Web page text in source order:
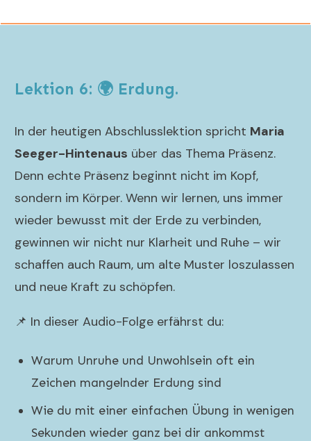
Lektion 6: 🌍 Erdung.
In der heutigen Abschlusslektion spricht Maria
Seeger-Hintenaus über das Thema Präsenz.
Denn echte Präsenz beginnt nicht im Kopf,
sondern im Körper. Wenn wir lernen, uns immer
wieder bewusst mit der Erde zu verbinden,
gewinnen wir nicht nur Klarheit und Ruhe – wir
schaffen auch Raum, um alte Muster loszulassen
und neue Kraft zu schöpfen.
📌 In dieser Audio-Folge erfährst du:
Warum Unruhe und Unwohlsein oft ein
Zeichen mangelnder Erdung sind
Wie du mit einer einfachen Übung in wenigen
Sekunden wieder ganz bei dir ankommst